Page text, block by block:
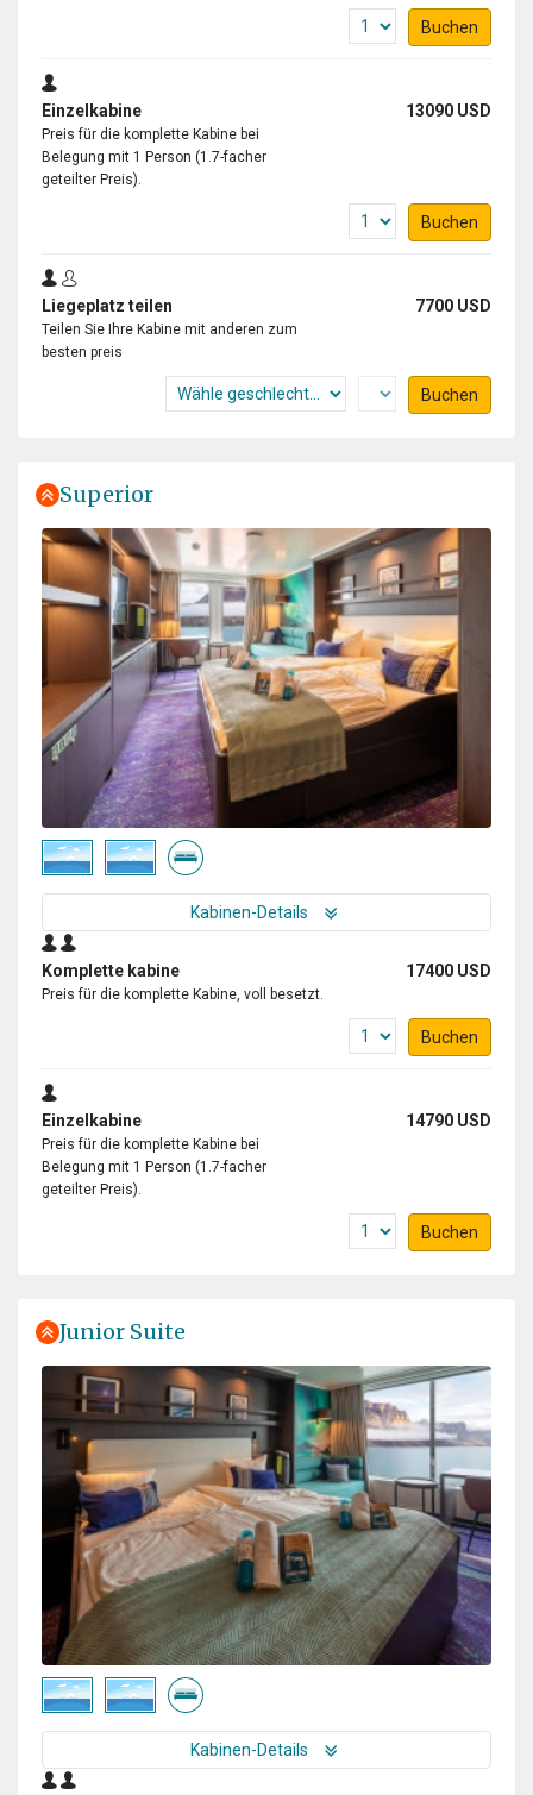
Buchen
Einzelkabine 13090 USD
Preis für die komplette Kabine bei
Belegung mit 1 Person (1.7-facher
geteilter Preis).
Buchen
Liegeplatz teilen 7700 USD
Teilen Sie Ihre Kabine mit anderen zum
besten preis
Buchen
Superior
Kabinen-Details
Komplette kabine 17400 USD
Preis für die komplette Kabine, voll besetzt.
Buchen
Einzelkabine 14790 USD
Preis für die komplette Kabine bei
Belegung mit 1 Person (1.7-facher
geteilter Preis).
Buchen
Junior Suite
Kabinen-Details